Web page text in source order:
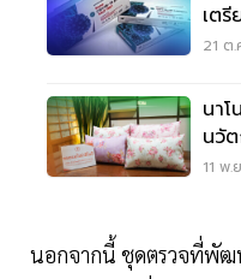
เต
21 ต
นา
นวั
ตล
11 พ.
นอกจากนี้ ชุดตรวจที่พัฒ